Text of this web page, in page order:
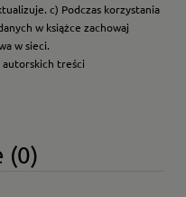
c) Podczas korzystania
w książce zachowaj
w sieci.
autorskich treści
(0)